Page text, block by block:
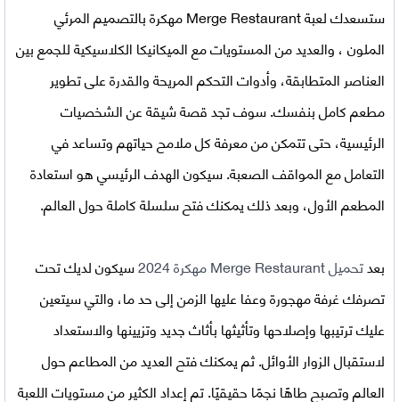
ستسعدكلعبة Merge Restaurant مهكرة
بالتصميم المرئي
الملون ، والعديد من المستويات مع الميكانيكا الكلاسيكية للجمع بين
العناصر المتطابقة، وأدوات التحكم المريحة والقدرة على تطوير
مطعم كامل بنفسك. سوف تجد قصة شيقة عن الشخصيات
الرئيسية، حتى تتمكن من معرفة كل ملامح حياتهم وتساعد في
التعامل مع المواقف الصعبة. سيكون الهدف الرئيسي هو استعادة
المطعم الأول، وبعد ذلك يمكنك فتح سلسلة كاملة حول العالم.
بعدتحميلMerge Restaurant مهكرة 2024
سيكون لديك تحت
تصرفك غرفة مهجورة وعفا عليها الزمن إلى حد ما، والتي سيتعين
عليك ترتيبها وإصلاحها وتأثيثها بأثاث جديد وتزيينها والاستعداد
لاستقبال الزوار الأوائل. ثم يمكنك فتح العديد من المطاعم حول
العالم وتصبح طاهًا نجمًا حقيقيًا. تم إعداد الكثير من مستويات اللعبة